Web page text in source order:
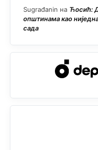
Sugrađanin на Ћосић:
општинама као
сада